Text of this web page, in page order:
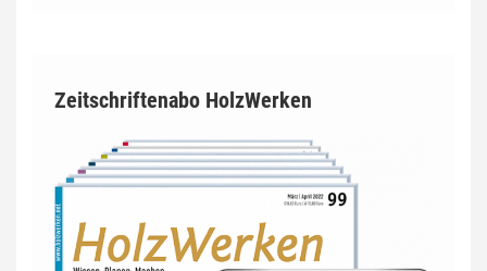
Zeitschriftenabo HolzWerken